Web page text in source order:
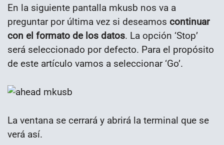
En la siguiente pantalla mkusb nos va a
preguntar por última vez si deseamos continuar
con el formato de los datos. La opción ‘Stop’
será seleccionado por defecto. Para el propósito
de este artículo vamos a seleccionar ‘Go’.
La ventana se cerrará y abrirá la terminal que se
verá así.